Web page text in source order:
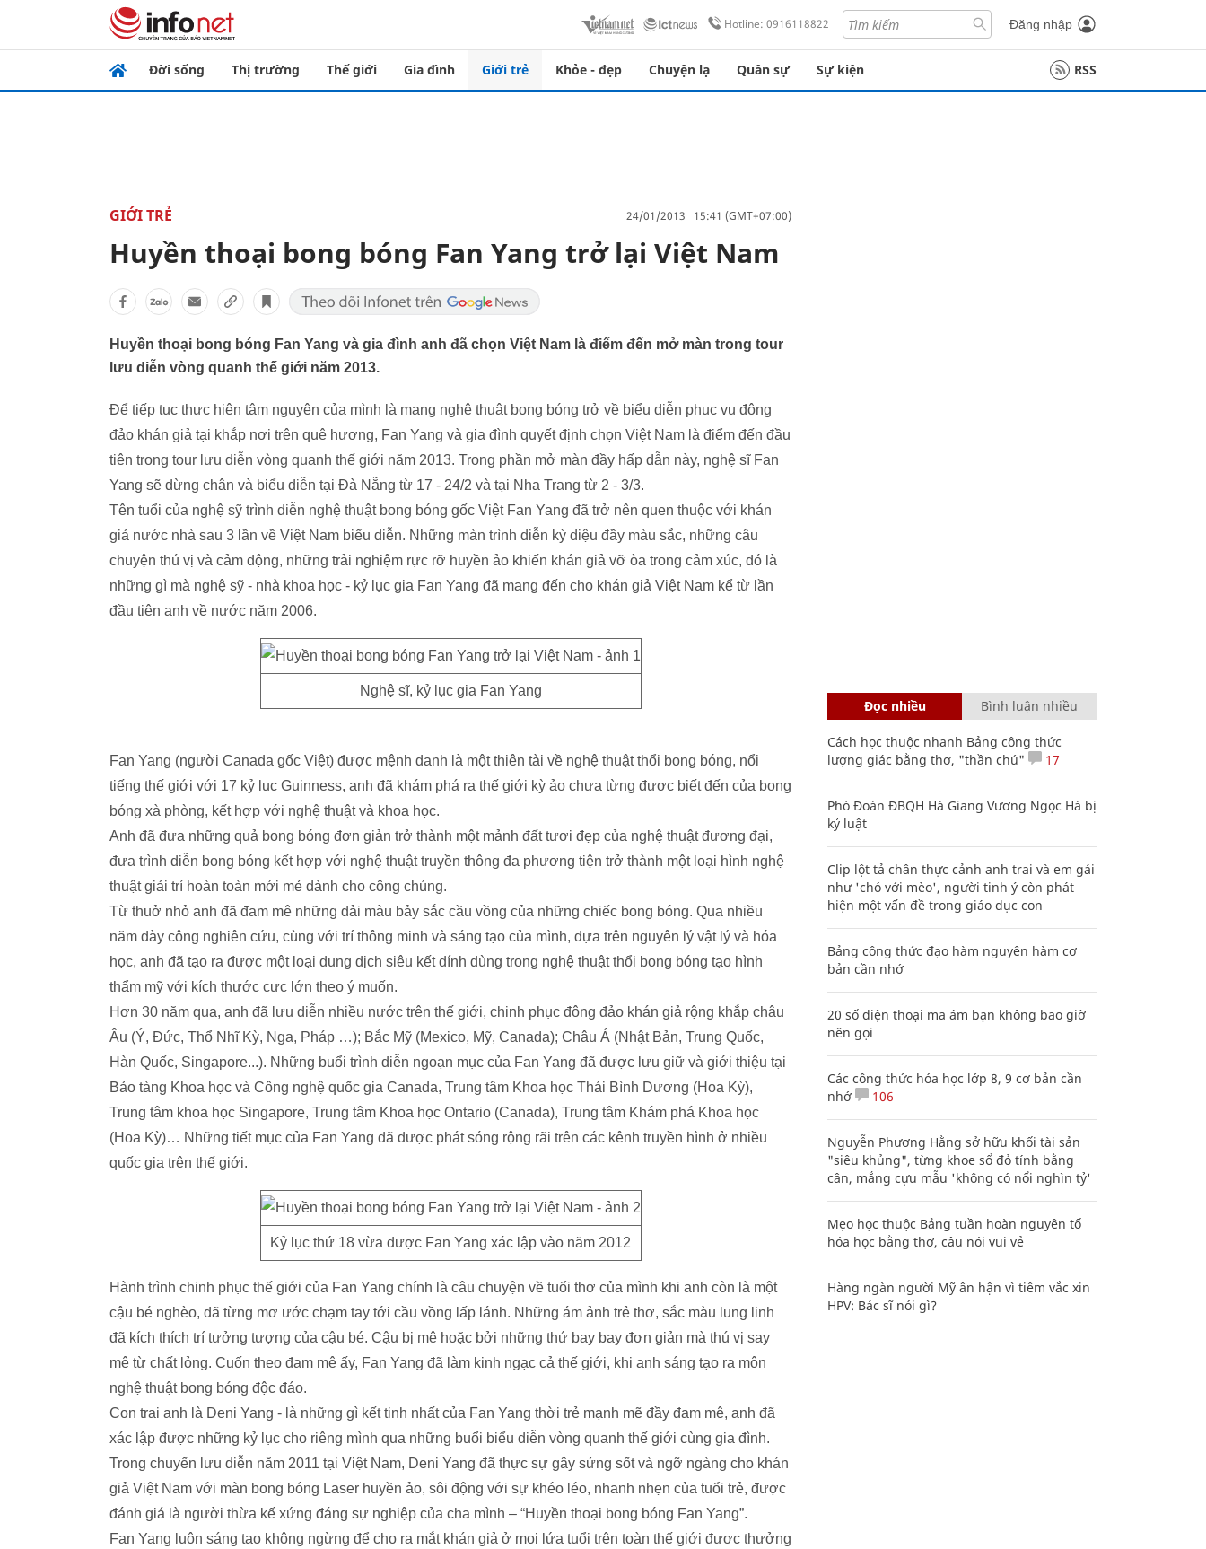
Hotline: 0916118822 Đăng nhập
Đời sống Thị trường Thế giới Gia đình Giới trẻ Khỏe - đẹp Chuyện lạ Quân sự Sự kiện RSS
GIỚI TRẺ 24/01/2013 15:41 (GMT+07:00)
Huyền thoại bong bóng Fan Yang trở lại Việt Nam
Huyền thoại bong bóng Fan Yang và gia đình anh đã chọn Việt Nam là điểm đến mở màn trong tour
lưu diễn vòng quanh thế giới năm 2013.
Để tiếp tục thực hiện tâm nguyện của mình là mang nghệ thuật bong bóng trở về biểu diễn phục vụ đông
đảo khán giả tại khắp nơi trên quê hương, Fan Yang và gia đình quyết định chọn Việt Nam là điểm đến đầu
tiên trong tour lưu diễn vòng quanh thế giới năm 2013. Trong phần mở màn đầy hấp dẫn này, nghệ sĩ Fan
Yang sẽ dừng chân và biểu diễn tại Đà Nẵng từ 17 - 24/2 và tại Nha Trang từ 2 - 3/3.
Tên tuổi của nghệ sỹ trình diễn nghệ thuật bong bóng gốc Việt Fan Yang đã trở nên quen thuộc với khán
giả nước nhà sau 3 lần về Việt Nam biểu diễn. Những màn trình diễn kỳ diệu đầy màu sắc, những câu
chuyện thú vị và cảm động, những trải nghiệm rực rỡ huyền ảo khiến khán giả vỡ òa trong cảm xúc, đó là
những gì mà nghệ sỹ - nhà khoa học - kỷ lục gia Fan Yang đã mang đến cho khán giả Việt Nam kể từ lần
đầu tiên anh về nước năm 2006.
Nghệ sĩ, kỷ lục gia Fan Yang
Fan Yang (người Canada gốc Việt) được mệnh danh là một thiên tài về nghệ thuật thổi bong bóng, nổi
tiếng thế giới với 17 kỷ lục Guinness, anh đã khám phá ra thế giới kỳ ảo chưa từng được biết đến của bong
bóng xà phòng, kết hợp với nghệ thuật và khoa học.
Anh đã đưa những quả bong bóng đơn giản trở thành một mảnh đất tươi đẹp của nghệ thuật đương đại,
đưa trình diễn bong bóng kết hợp với nghệ thuật truyền thông đa phương tiện trở thành một loại hình nghệ
thuật giải trí hoàn toàn mới mẻ dành cho công chúng.
Từ thuở nhỏ anh đã đam mê những dải màu bảy sắc cầu vồng của những chiếc bong bóng. Qua nhiều
năm dày công nghiên cứu, cùng với trí thông minh và sáng tạo của mình, dựa trên nguyên lý vật lý và hóa
học, anh đã tạo ra được một loại dung dịch siêu kết dính dùng trong nghệ thuật thổi bong bóng tạo hình
thẩm mỹ với kích thước cực lớn theo ý muốn.
Hơn 30 năm qua, anh đã lưu diễn nhiều nước trên thế giới, chinh phục đông đảo khán giả rộng khắp châu
Âu (Ý, Đức, Thổ Nhĩ Kỳ, Nga, Pháp …); Bắc Mỹ (Mexico, Mỹ, Canada); Châu Á (Nhật Bản, Trung Quốc,
Hàn Quốc, Singapore...). Những buổi trình diễn ngoạn mục của Fan Yang đã được lưu giữ và giới thiệu tại
Bảo tàng Khoa học và Công nghệ quốc gia Canada, Trung tâm Khoa học Thái Bình Dương (Hoa Kỳ),
Trung tâm khoa học Singapore, Trung tâm Khoa học Ontario (Canada), Trung tâm Khám phá Khoa học
(Hoa Kỳ)… Những tiết mục của Fan Yang đã được phát sóng rộng rãi trên các kênh truyền hình ở nhiều
quốc gia trên thế giới.
Kỷ lục thứ 18 vừa được Fan Yang xác lập vào năm 2012
Hành trình chinh phục thế giới của Fan Yang chính là câu chuyện về tuổi thơ của mình khi anh còn là một
cậu bé nghèo, đã từng mơ ước chạm tay tới cầu vồng lấp lánh. Những ám ảnh trẻ thơ, sắc màu lung linh
đã kích thích trí tưởng tượng của cậu bé. Cậu bị mê hoặc bởi những thứ bay bay đơn giản mà thú vị say
mê từ chất lỏng. Cuốn theo đam mê ấy, Fan Yang đã làm kinh ngạc cả thế giới, khi anh sáng tạo ra môn
nghệ thuật bong bóng độc đáo.
Con trai anh là Deni Yang - là những gì kết tinh nhất của Fan Yang thời trẻ mạnh mẽ đầy đam mê, anh đã
xác lập được những kỷ lục cho riêng mình qua những buổi biểu diễn vòng quanh thế giới cùng gia đình.
Trong chuyến lưu diễn năm 2011 tại Việt Nam, Deni Yang đã thực sự gây sửng sốt và ngỡ ngàng cho khán
giả Việt Nam với màn bong bóng Laser huyền ảo, sôi động với sự khéo léo, nhanh nhẹn của tuổi trẻ, được
đánh giá là người thừa kế xứng đáng sự nghiệp của cha mình – “Huyền thoại bong bóng Fan Yang”.
Fan Yang luôn sáng tạo không ngừng để cho ra mắt khán giả ở mọi lứa tuổi trên toàn thế giới được thưởng
Đọc nhiều Bình luận nhiều
Cách học thuộc nhanh Bảng công thức
lượng giác bằng thơ, "thần chú"
17
Phó Đoàn ĐBQH Hà Giang Vương Ngọc Hà bị
kỷ luật
Clip lột tả chân thực cảnh anh trai và em gái
như 'chó với mèo', người tinh ý còn phát
hiện một vấn đề trong giáo dục con
Bảng công thức đạo hàm nguyên hàm cơ
bản cần nhớ
20 số điện thoại ma ám bạn không bao giờ
nên gọi
Các công thức hóa học lớp 8, 9 cơ bản cần
nhớ
106
Nguyễn Phương Hằng sở hữu khối tài sản
"siêu khủng", từng khoe sổ đỏ tính bằng
cân, mắng cựu mẫu 'không có nổi nghìn tỷ'
Mẹo học thuộc Bảng tuần hoàn nguyên tố
hóa học bằng thơ, câu nói vui vẻ
Hàng ngàn người Mỹ ân hận vì tiêm vắc xin
HPV: Bác sĩ nói gì?